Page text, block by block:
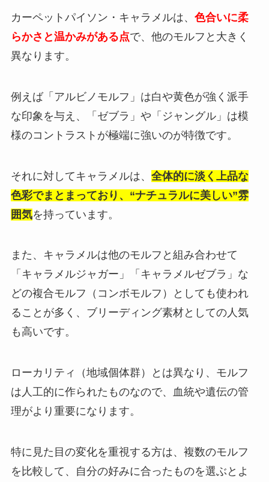
カーペットパイソン・キャラメルは、 色合いに柔
らかさと温かみがある点で、他のモルフと大きく
異なります。
例えば「アルビノモルフ」は白や黄色が強く派手
な印象を与え、「ゼブラ」や「ジャングル」は模
様のコントラストが極端に強いのが特徴です。
それに対してキャラメルは、 全体的に淡く上品な
色彩でまとまっており、“ナチュラルに美しい”雰
囲気を持っています。
また、キャラメルは他のモルフと組み合わせて
「キャラメルジャガー」「キャラメルゼブラ」な
どの複合モルフ（コンボモルフ）としても使われ
ることが多く、ブリーディング素材としての人気
も高いです。
ローカリティ（地域個体群）とは異なり、モルフ
は人工的に作られたものなので、血統や遺伝の管
理がより重要になります。
特に見た目の変化を重視する方は、複数のモルフ
を比較して、自分の好みに合ったものを選ぶとよ